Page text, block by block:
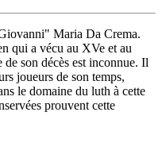
Maria Da Crema.
qui a vécu au XVe et au
son décès est inconnue. Il
joueurs de son temps,
le domaine du luth à cette
prouvent cette